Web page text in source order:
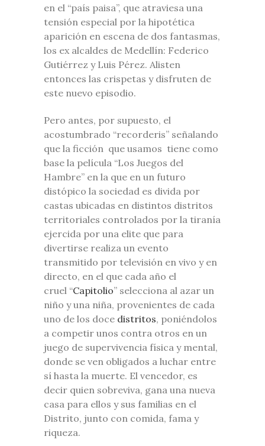
en el “país paisa”, que atraviesa una
tensión especial por la hipotética
aparición en escena de dos fantasmas,
los ex alcaldes de Medellín: Federico
Gutiérrez y Luis Pérez. Alisten
entonces las crispetas y disfruten de
este nuevo episodio.
Pero antes, por supuesto, el
acostumbrado “recorderis” señalando
que la ficción que usamos tiene como
base la película “Los Juegos del
Hambre” en la que en un futuro
distópico la sociedad es divida por
castas ubicadas en distintos distritos
territoriales controlados por la tiranía
ejercida por una elite que para
divertirse realiza un evento
transmitido por televisión en vivo y en
directo, en el que cada año el
cruel “Capitolio” selecciona al azar un
niño y una niña, provenientes de cada
uno de los doce distritos, poniéndolos
a competir unos contra otros en un
juego de supervivencia física y mental,
donde se ven obligados a luchar entre
sí hasta la muerte. El vencedor, es
decir quien sobreviva, gana una nueva
casa para ellos y sus familias en el
Distrito, junto con comida, fama y
riqueza.